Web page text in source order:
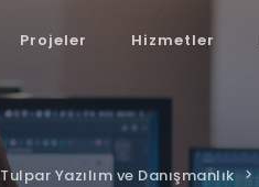
Projeler Hizmetler
Tulpar Yazılım ve Danışmanlık